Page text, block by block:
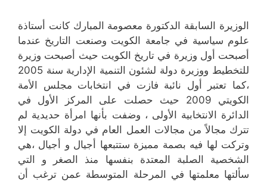
الوزيرة السابقة الدكتورة معصومة المبارك كانت أستاذة
علوم سياسية في جامعة الكويت وصنعت التاريخ عندما
أصبحت أول وزيرة في تاريخ الكويت حيث أصبحت وزيرة
للتخطيط ووزيرة دولة لشئون التنمية الإدارية سنة 2005
،كما تعتبر أول نائبة فازت في انتخابات مجلس الأمة
الكويتي 2009 حيث حصلت على المركز الأول في
الدائرة الانتخابية الأولى ، وضفت بأنها امرأة حديدية لم
تترك مجالاً من مجالات العمل العام في دولة الكويت إلا
وتركت لها فيه بصمة مميزة ستتبعها أجيال و أجيال ،هي
الشخصية الصلبة المعتدة بنفسها منذ الصغر و التي
سألتها معلمتها في المرحلة المتوسطة عمن ترغب أن